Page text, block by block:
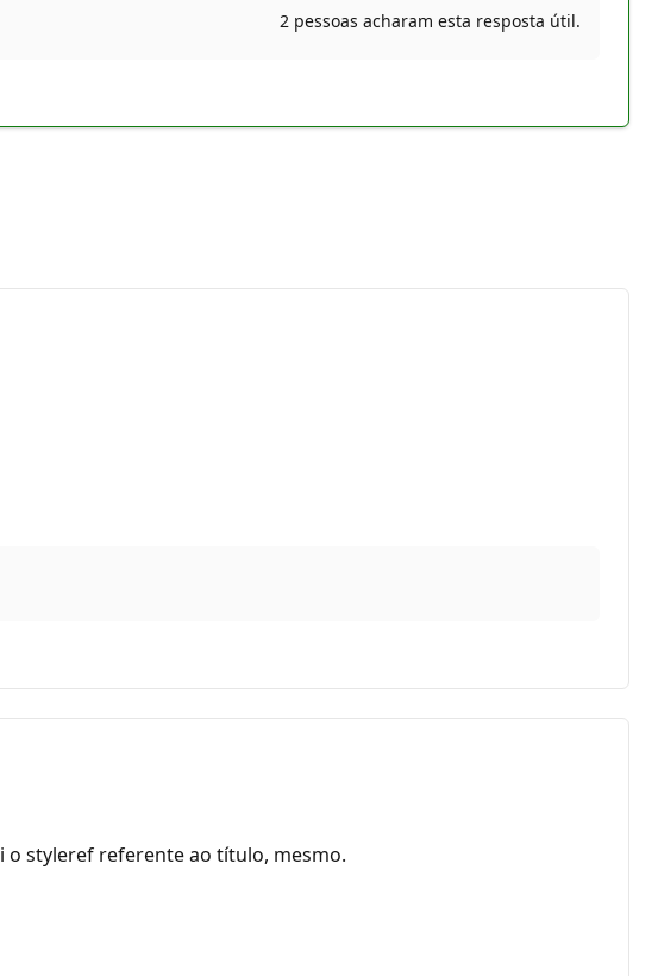
2 pessoas acharam esta resposta útil.
o styleref referente ao título, mesmo.